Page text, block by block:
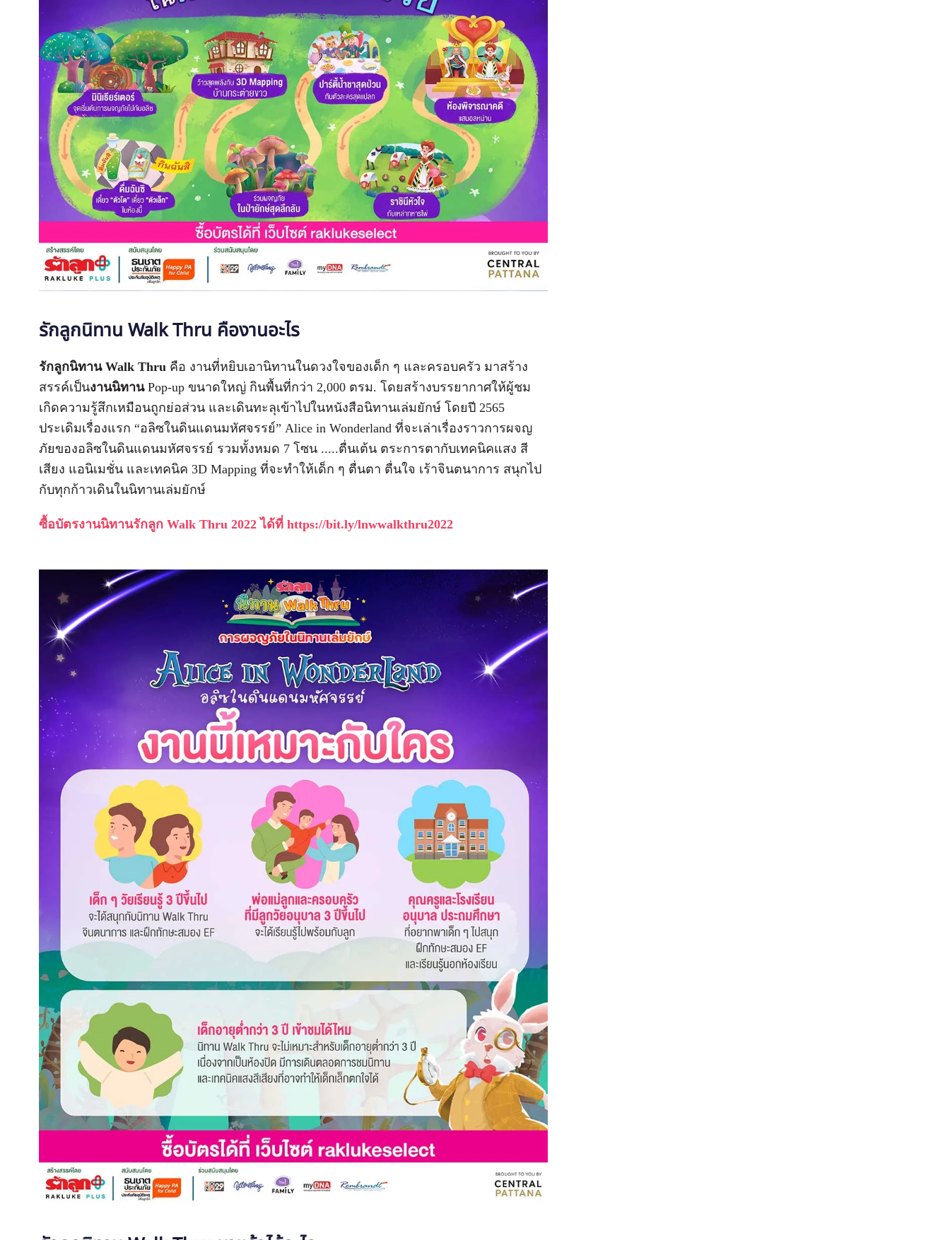
รักลูกนิทาน Walk Thru คืองานอะไร
รักลูกนิทาน Walk Thru คือ งานที่หยิบเอานิทานในดวงใจของเด็ก ๆ และครอบครัว มาสร้าง
สรรค์เป็นงานนิทานPop-up ขนาดใหญ่ กินพื้นที่กว่า 2,000 ตรม. โดยสร้างบรรยากาศให้ผู้ชม
เกิดความรู้สึกเหมือนถูกย่อส่วน และเดินทะลุเข้าไปในหนังสือนิทานเล่มยักษ์ โดยปี 2565
ประเดิมเรื่องแรก “อลิซในดินแดนมหัศจรรย์” Alice in Wonderland ที่จะเล่าเรื่องราวการผจญ
ภัยของอลิซในดินแดนมหัศจรรย์ รวมทั้งหมด 7 โซน .....ตื่นเต้น ตระการตากับเทคนิคแสง สี
เสียง แอนิเมชั่น และเทคนิค 3D Mapping ที่จะทำให้เด็ก ๆ ตื่นตา ตื่นใจ เร้าจินตนาการ สนุกไป
กับทุกก้าวเดินในนิทานเล่มยักษ์
ซื้อบัตรงานนิทานรักลูก Walk Thru 2022 ได้ที่ https://bit.ly/lnwwalkthru2022